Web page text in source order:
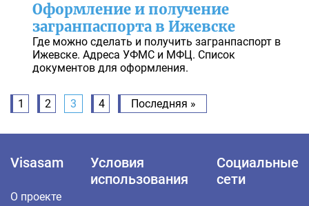
Оформление и получение
загранпаспорта в Ижевске
Где можно сделать и получить загранпаспорт в
Ижевске. Адреса УФМС и МФЦ. Список
документов для оформления.
1 2 3 4 Последняя »
Visasam
О проекте
Условия
использования
Социальные
сети